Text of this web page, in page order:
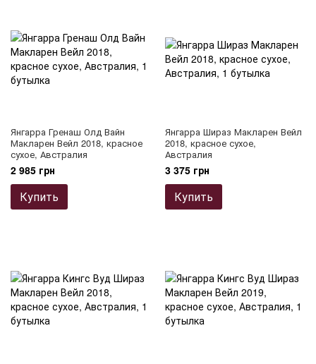
Янгарра Гренаш Олд Вайн
Макларен Вейл 2018, красное
сухое, Австралия
2 985 грн
Купить
Янгарра Шираз Макларен Вейл
2018, красное сухое,
Австралия
3 375 грн
Купить